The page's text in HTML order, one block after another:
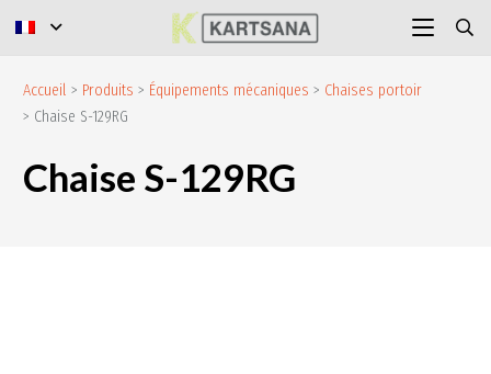
Accueil > Produits > Équipements mécaniques > Chaises portoir
> Chaise S-129RG
Chaise S-129RG